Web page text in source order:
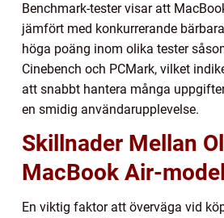
Benchmark-tester visar att
jämfört med konkurrerande
höga poäng inom olika tester
Cinebench och PCMark, vilket
att snabbt hantera många
en smidig användarupplevelse.
Skillnader Mellan
MacBook Air-
En viktig faktor att överväga vid